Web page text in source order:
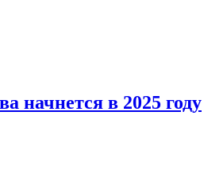
начнется в 2025 году